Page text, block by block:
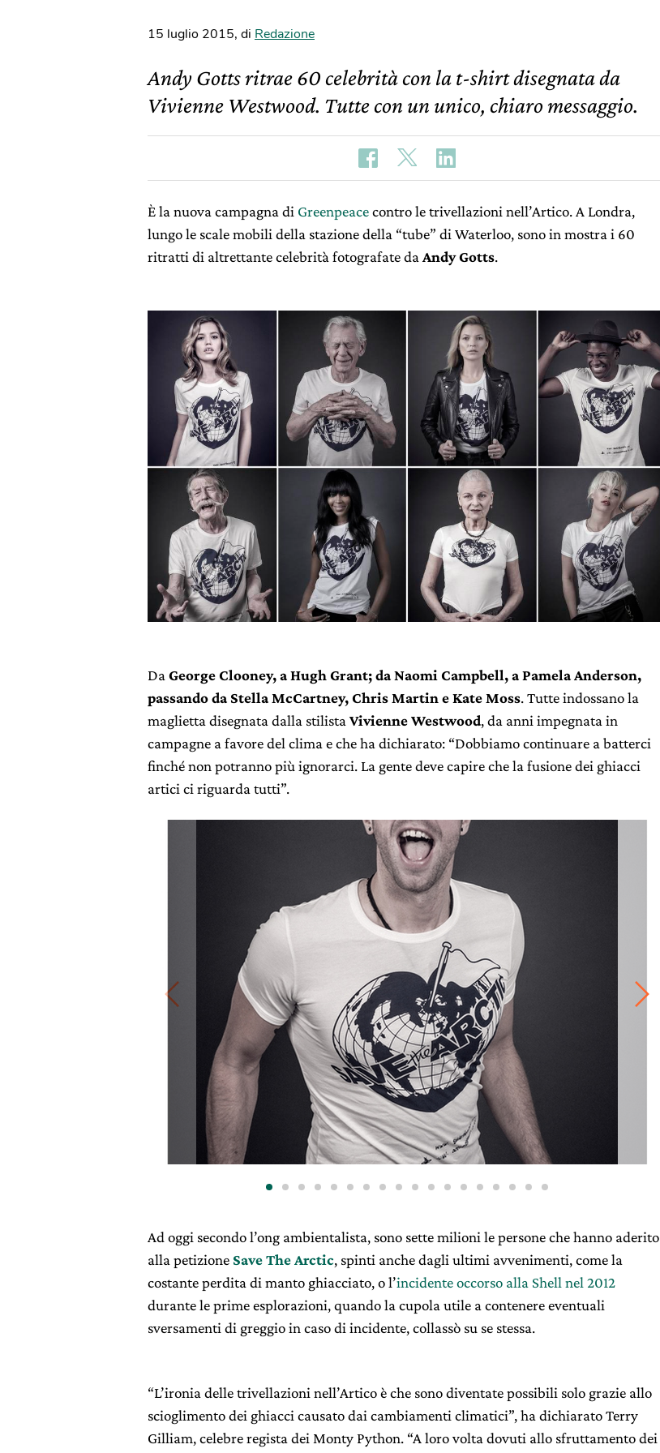
15 luglio 2015, di Redazione
Andy Gotts ritrae 60 celebrità con la t-shirt disegnata da
Vivienne Westwood. Tutte con un unico, chiaro messaggio.
È la nuova campagna di Greenpeacecontro le trivellazioni nell’Artico. A Londra,
lungo le scale mobili della stazione della “tube” di Waterloo, sono in mostra i 60
ritratti di altrettante celebrità fotografate da Andy Gotts.
Da George Clooney, a Hugh Grant; da Naomi Campbell, a Pamela Anderson,
passando da Stella McCartney, Chris Martin e Kate Moss. Tutte indossano la
maglietta disegnata dalla stilista Vivienne Westwood, da anni impegnata in
campagne a favore del clima e che ha dichiarato: “Dobbiamo continuare a batterci
finché non potranno più ignorarci. La gente deve capire che la fusione dei ghiacci
artici ci riguarda tutti”.
Ad oggi secondo l’ong ambientalista, sono sette milioni le persone che hanno aderito
alla petizione Save The Arctic, spinti anche dagli ultimi avvenimenti, come la
costante perdita di manto ghiacciato, o l’incidente occorso alla Shell nel 2012
durante le prime esplorazioni, quando la cupola utile a contenere eventuali
sversamenti di greggio in caso di incidente, collassò su se stessa.
“L’ironia delle trivellazioni nell’Artico è che sono diventate possibili solo grazie allo
scioglimento dei ghiacci causato dai cambiamenti climatici”, ha dichiarato Terry
Gilliam, celebre regista dei Monty Python. “A loro volta dovuti allo sfruttamento dei